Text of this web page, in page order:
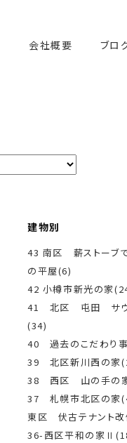
会社概要 ブロ
建物別
43 南区 薪ストーブで
の平屋(6)
42 小樽市新光の家
41 北区 屯田 サウ
(34)
40 過去のこだわり
39 北区新川西の家
38 西区 山の手の
37 札幌市北区の家
東区 伏古テナント
36-西区平和の家